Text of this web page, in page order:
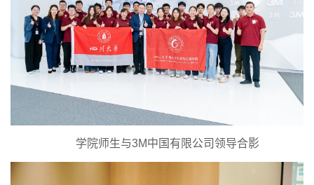
学院师生与3M中国有限公司领导合影